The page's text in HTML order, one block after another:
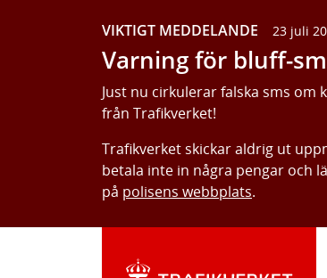
VIKTIGT MEDDELANDE 23 juli
Varning för bluff-
Just nu cirkulerar falska sms
från Trafikverket!
Trafikverket skickar aldrig ut
betala inte in några pengar och
på polisens webbplats.